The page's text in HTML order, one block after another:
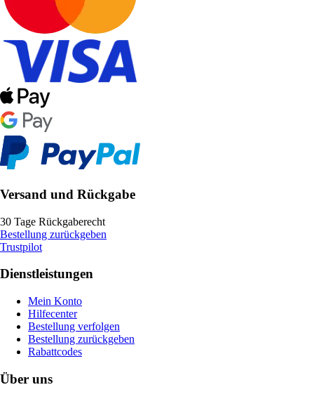
Versand und Rückgabe
30 Tage Rückgaberecht
Bestellung zurückgeben
Trustpilot
Dienstleistungen
Mein Konto
Hilfecenter
Bestellung verfolgen
Bestellung zurückgeben
Rabattcodes
Über uns